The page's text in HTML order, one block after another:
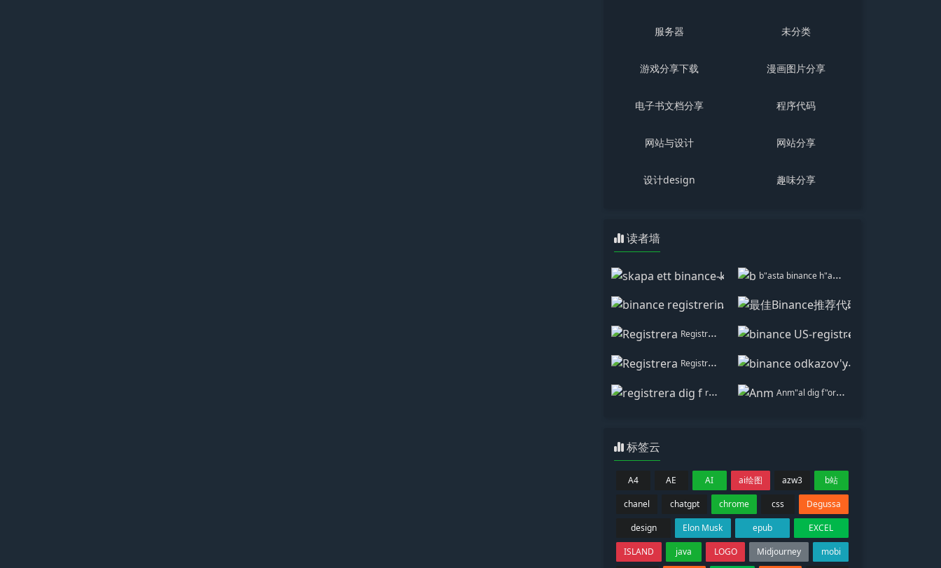
服务器 未分类
游戏分享下载 漫画图片分享
电子书文档分享 程序代码
网站与设计 网站分享
设计design 趣味分享
读者墙
skapa ett binance-konto
b"asta binance h"anvisningskod
binance registrering 最佳Binance推荐代码
Registrera binance US-registrera
Registrera binance odkazov'y
registrera dig f"or binance Anm"al dig f"or att fa 100 USDT
标签云
A4 AE AI ai绘图 azw3
b站
chanel
chatgpt chrome css
Degussa
design
Elon Musk epub
EXCEL
ISLAND
java LOGO Midjourney
mobi